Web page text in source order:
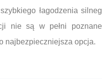
łagodzenia
nie są w pełni
najbezpieczniejsza opcja.